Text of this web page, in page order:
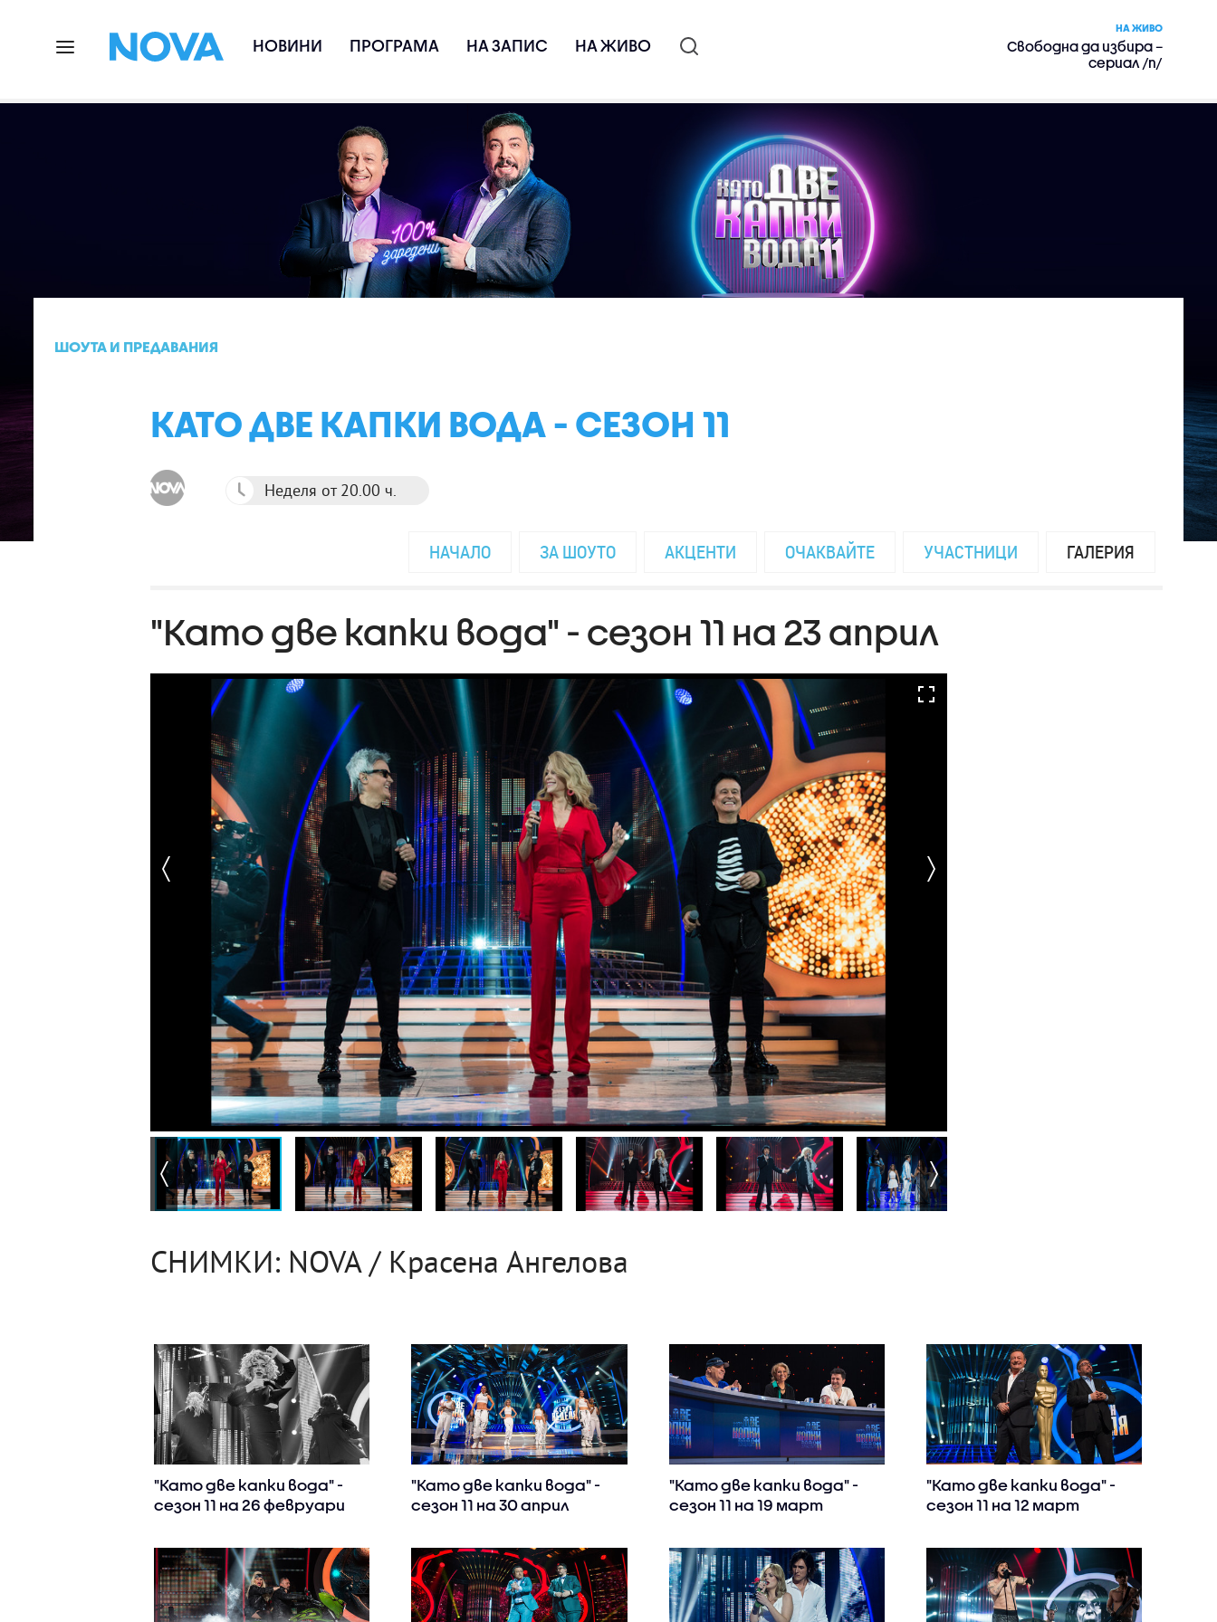
НОВИНИ ПРОГРАМА НА ЗАПИС НА ЖИВО
НА ЖИВО
Свободна да избира –
сериал /п/
ШОУТА И ПРЕДАВАНИЯ
КАТО ДВЕ КАПКИ ВОДА - СЕЗОН 11
Неделя от 20.00 ч.
НАЧАЛО ЗА ШОУТО АКЦЕНТИ ОЧАКВАЙТЕ УЧАСТНИЦИ ГАЛЕРИЯ
"Като две капки вода" - сезон 11 на 23 април
СНИМКИ: NOVA / Красена Ангелова
"Като две капки вода" -
сезон 11 на 26 февруари
"Като две капки вода" -
сезон 11 на 30 април
"Като две капки вода" -
сезон 11 на 19 март
"Като две капки вода" -
сезон 11 на 12 март